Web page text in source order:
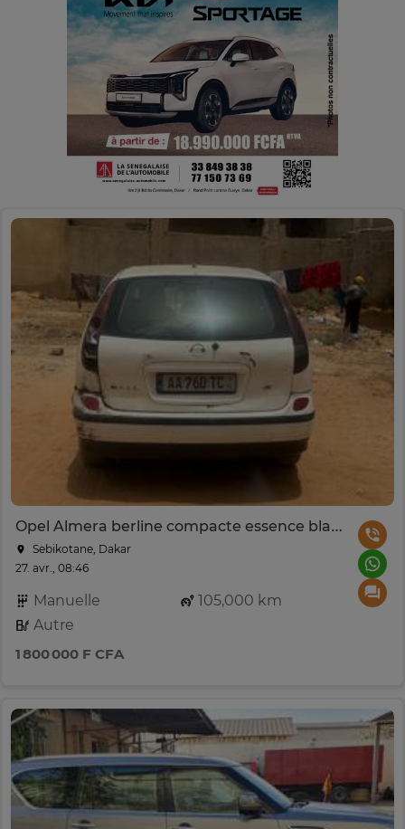
Opel Almera berline compacte essence blanche
Sebikotane, Dakar
27. avr., 08:46
Manuelle
105,000 km
Autre
1 800 000 F CFA